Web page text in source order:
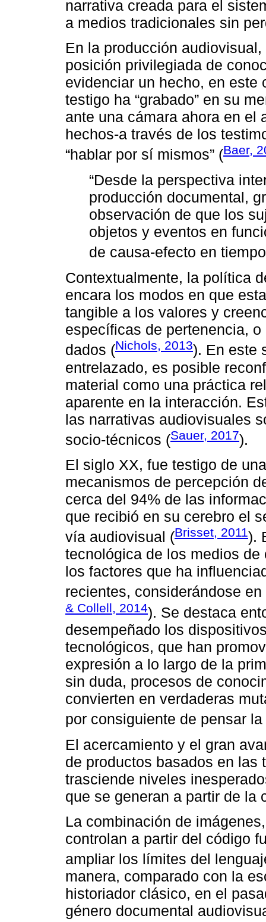
narrativa creada para el
a medios tradicionales sin
En la producción
posición privilegiada de
evidenciar un hecho, en este
testigo ha “grabado” en su
ante una cámara ahora en el
hechos-a través de los
“hablar por sí mismos” (Baer,
“Desde la perspectiva
producción documental,
observación de que los
objetos y eventos en
de causa-efecto en
Contextualmente, la política
encara los modos en que
tangible a los valores y
específicas de pertenencia,
dados (Nichols, 2013). En este
entrelazado, es posible
material como una práctica
aparente en la interacción.
las narrativas audiovisuales
socio-técnicos (Sauer, 2017).
El siglo XX, fue testigo de
mecanismos de percepción
cerca del 94% de las
que recibió en su cerebro el
vía audiovisual (Brisset, 2011).
tecnológica de los medios
los factores que ha
recientes, considerándose
& Collell, 2014). Se destaca
desempeñado los
tecnológicos, que han
expresión a lo largo de la
sin duda, procesos de
convierten en verdaderas
por consiguiente de pensar
El acercamiento y el gran
de productos basados en las
trasciende niveles
que se generan a partir de la
La combinación de
controlan a partir del código
ampliar los límites del
manera, comparado con la
historiador clásico, en el
género documental